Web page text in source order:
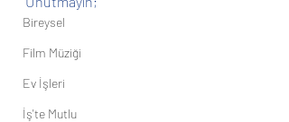
Bireysel
Film Müziği
Ev İşleri
İş'te Mutlu